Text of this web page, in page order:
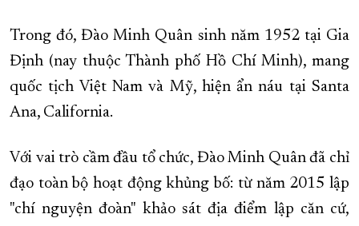
Trong đó, Đào Minh Quân sinh năm 1952 tại Gia
Định (nay thuộc Thành phố Hồ Chí Minh), mang
quốc tịch Việt Nam và Mỹ, hiện ẩn náu tại Santa
Ana, California.
Với vai trò cầm đầu tổ chức, Đào Minh Quân đã chỉ
đạo toàn bộ hoạt động khủng bố: từ năm 2015 lập
"chí nguyện đoàn" khảo sát địa điểm lập căn cứ,